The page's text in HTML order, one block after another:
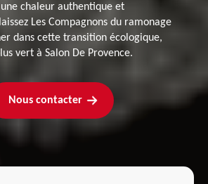
chaleur authentique et
Les Compagnons du ramonage
dans cette transition écologique,
vert à Salon De Provence.
Nous contacter